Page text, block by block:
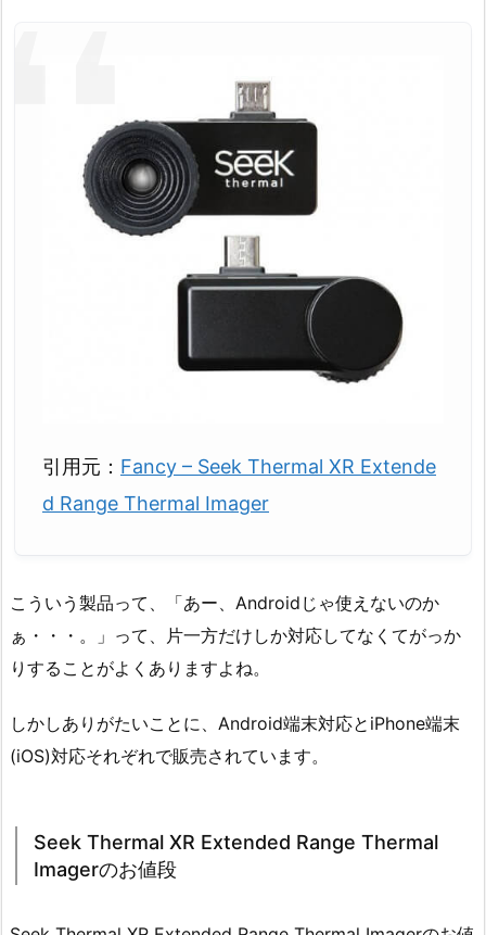
引用元： Fancy – Seek Thermal XR Extende
d Range Thermal Imager
こういう製品って、「あー、Androidじゃ使えないのか
ぁ・・・。」って、片一方だけしか対応してなくてがっか
りすることがよくありますよね。
しかしありがたいことに、Android端末対応とiPhone端末
(iOS)対応それぞれで販売されています。
Seek Thermal XR Extended Range Thermal
Imagerのお値段